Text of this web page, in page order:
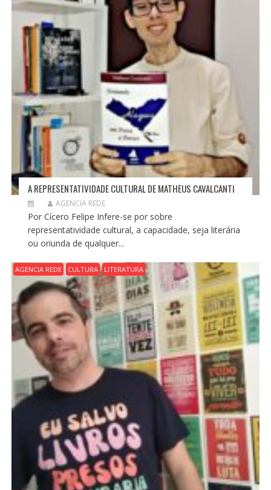
T
A REPRESENTATIVIDADE CULTURAL DE MATHEUS CAVALCANTI
AGENCIA REDE
Por Cícero Felipe Infere-se por sobre
representatividade cultural, a capacidade, seja literária
ou oriunda de qualquer...
AGENCIA REDE CULTURA LITERATURA